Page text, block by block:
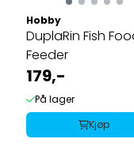
Hobby
DuplaRin Fish
Feeder
179,-
På lager
Kjøp